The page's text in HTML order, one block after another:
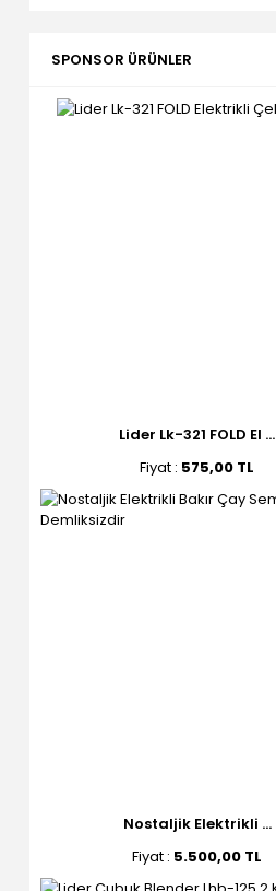
SPONSOR ÜRÜNLER
Lider Lk-321 FOLD El ...
Fiyat : 575,00 TL
Nostaljik Elektrikli ...
Fiyat : 5.500,00 TL